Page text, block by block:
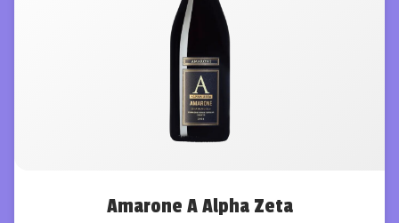
Amarone A Alpha Zeta